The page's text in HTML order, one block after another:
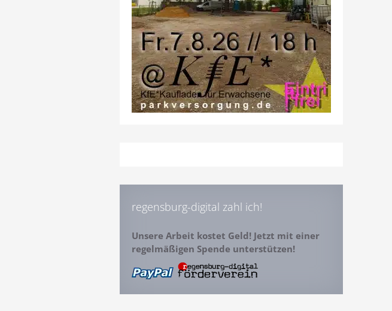
regensburg-digital zahl ich!
Unsere Arbeit kostet Geld! Jetzt mit einer
regelmäßigen Spende unterstützen!